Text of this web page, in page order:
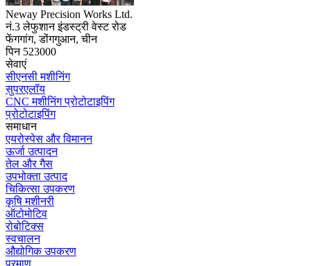
Neway Precision Works Ltd.
नं.3 लेफुशान इंडस्ट्री वेस्ट रोड
फेंगगांग, डोंगगुआन, चीन
पिन 523000
सेवाएं
सीएनसी मशीनिंग
सुपरएलॉय
CNC मशीनिंग प्रोटोटाइपिंग
प्रोटोटाइपिंग
समाधान
एयरोस्पेस और विमानन
ऊर्जा उत्पादन
तेल और गैस
उपभोक्ता उत्पाद
चिकित्सा उपकरण
कृषि मशीनरी
ऑटोमोटिव
रोबोटिक्स
स्वचालन
औद्योगिक उपकरण
परमाणु